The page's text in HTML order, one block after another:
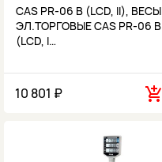
CAS PR-06 B (LCD, II), ВЕСЫ
ЭЛ.ТОРГОВЫЕ CAS PR-06 B
(LCD, I…
10 801 ₽